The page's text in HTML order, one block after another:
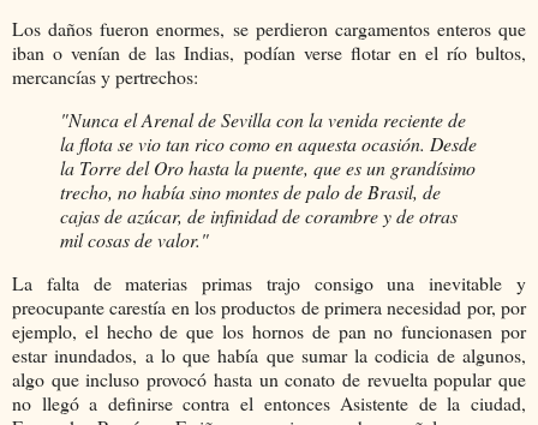
Los daños fueron enormes, se perdieron cargamentos enteros que
iban o venían de las Indias, podían verse flotar en el río bultos,
mercancías y pertrechos:
"Nunca el Arenal de Sevilla con la venida reciente de
la flota se vio tan rico como en aquesta ocasión. Desde
la Torre del Oro hasta la puente, que es un grandísimo
trecho, no había sino montes de palo de Brasil, de
cajas de azúcar, de infinidad de corambre y de otras
mil cosas de valor."
La falta de materias primas trajo consigo una inevitable y
preocupante carestía en los productos de primera necesidad por, por
ejemplo, el hecho de que los hornos de pan no funcionasen por
estar inundados, a lo que había que sumar la codicia de algunos,
algo que incluso provocó hasta un conato de revuelta popular que
no llegó a definirse contra el entonces Asistente de la ciudad,